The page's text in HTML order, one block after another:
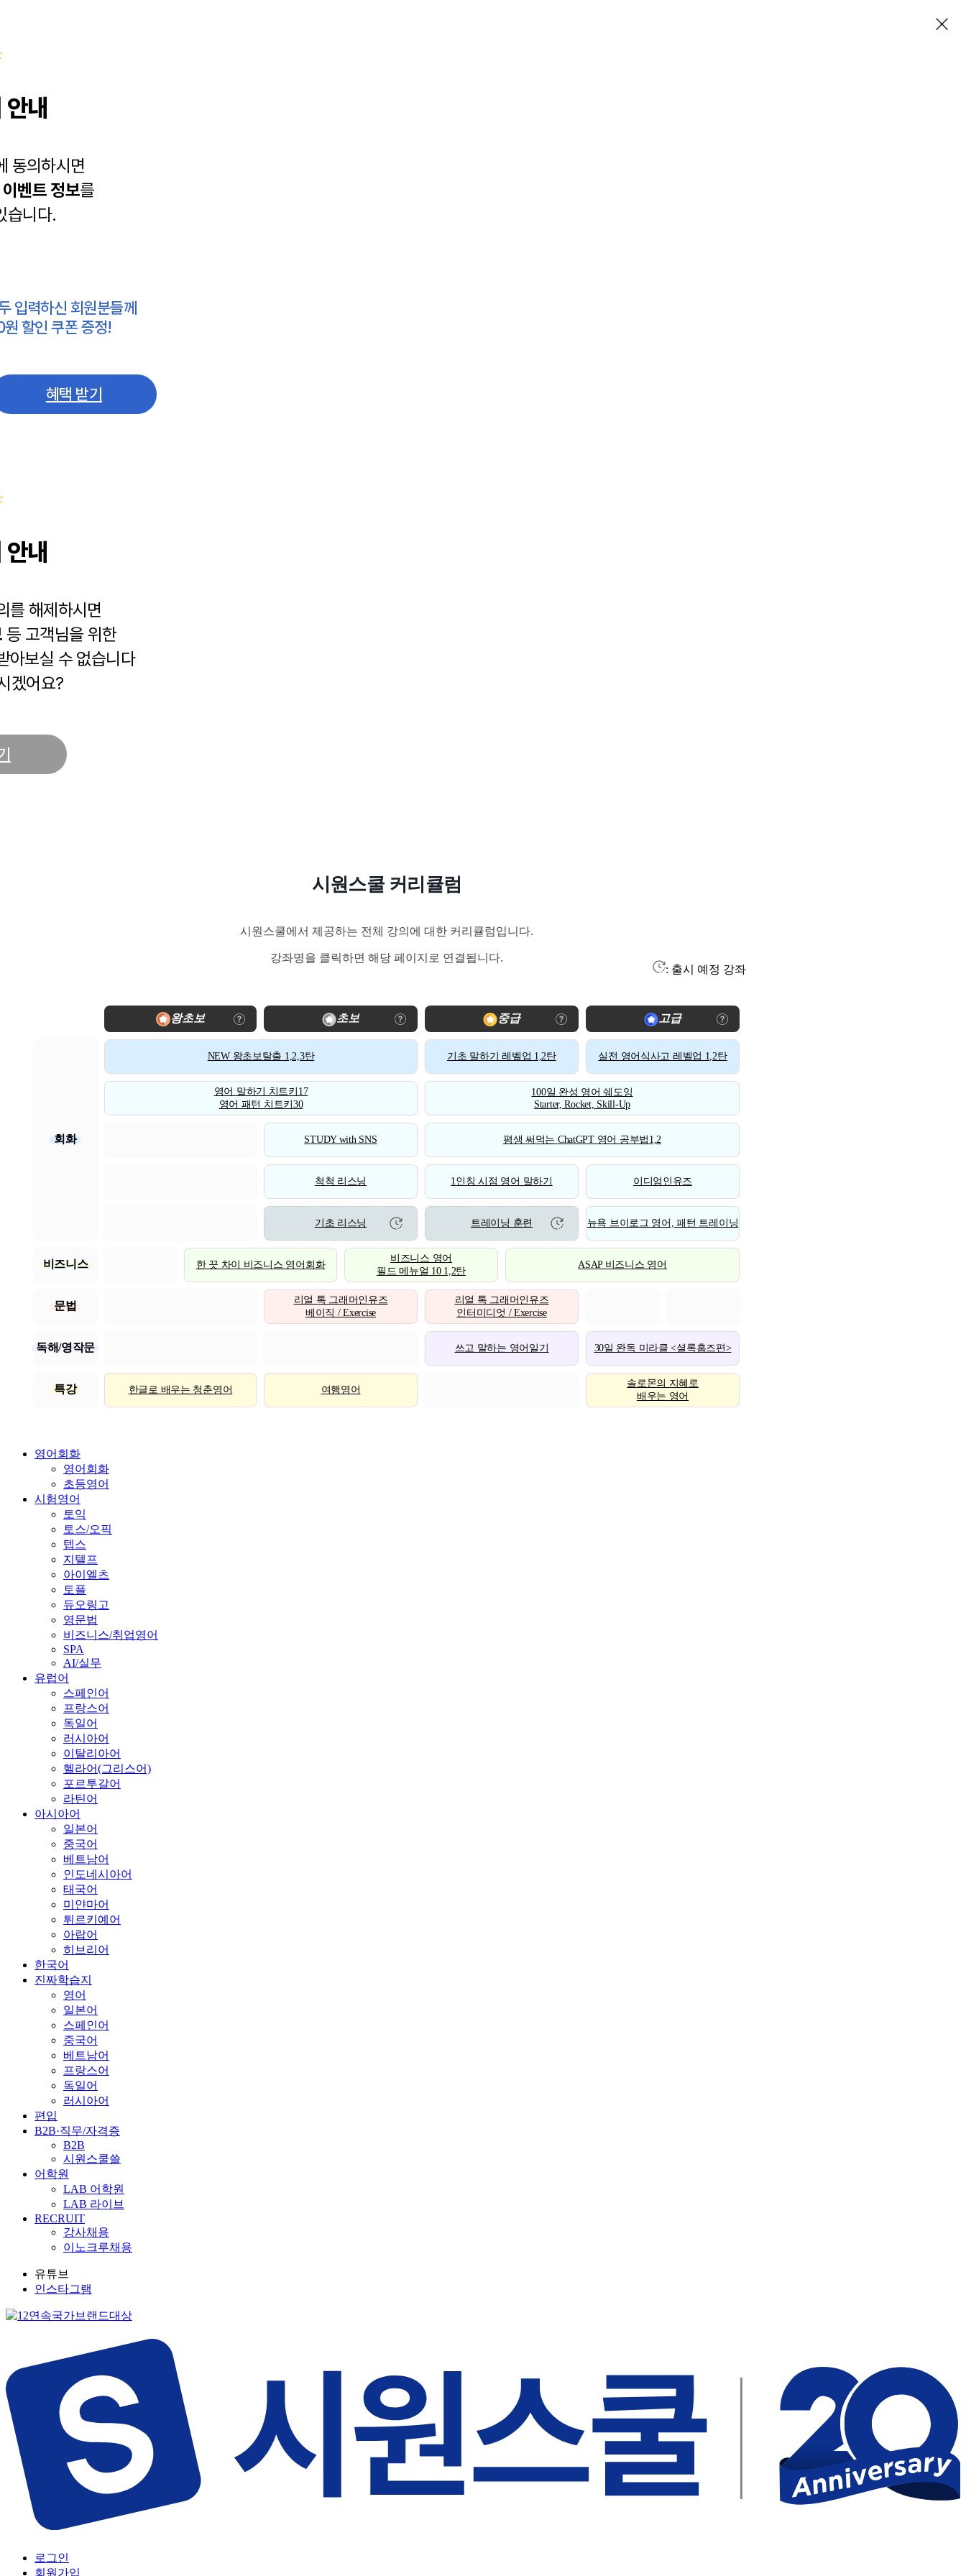
내
동의하시면
이벤트 정보를
습니다.
입력하신 회원분들께
할인 쿠폰 증정!
혜택 받기
내
를 해제하시면
등 고객님을 위한
아보실 수 없습니다
겠어요?
시원스쿨 커리큘럼
시원스쿨에서 제공하는 전체 강의에 대한 커리큘럼입니다.
강좌명을 클릭하면 해당 페이지로 연결됩니다.
: 출시 예정 강좌
왕초보 초보 중급 고급
회화
NEW 왕초보탈출 1,2,3탄 기초 말하기 레벨업 1,2탄 실전 영어식사고 레벨업 1,2탄
영어 말하기 치트키17
영어 패턴 치트키30
100일 완성 영어 쉐도잉
Starter, Rocket, Skill-Up
STUDY with SNS 평생 써먹는 ChatGPT 영어 공부법1,2
척척 리스닝 1인칭 시점 영어 말하기 이디엄인유즈
기초 리스닝 트레이닝 훈련 뉴욕 브이로그 영어, 패턴 트레이닝
비즈니스 한 끗 차이 비즈니스 영어회화
비즈니스 영어
필드 메뉴얼 10 1,2탄
ASAP 비즈니스 영어
문법
리얼 톡 그래머인유즈
베이직 / Exercise
리얼 톡 그래머인유즈
인터미디엇 / Exercise
독해/영작문 쓰고 말하는 영어일기 30일 완독 미라클 <셜록홈즈편>
특강 한글로 배우는 청춘영어 여행영어
솔로몬의 지혜로
배우는 영어
영어회화
영어회화
초등영어
시험영어
토익
토스/오픽
텝스
지텔프
아이엘츠
토플
듀오링고
영문법
비즈니스/취업영어
SPA
AI/실무
유럽어
스페인어
프랑스어
독일어
러시아어
이탈리아어
헬라어(그리스어)
포르투갈어
라틴어
아시아어
일본어
중국어
베트남어
인도네시아어
태국어
미얀마어
튀르키예어
아랍어
히브리어
한국어
진짜학습지
영어
일본어
스페인어
중국어
베트남어
프랑스어
독일어
러시아어
편입
B2B·직무/자격증
B2B
시원스쿨쓸
어학원
LAB 어학원
LAB 라이브
RECRUIT
강사채용
이노크루채용
유튜브
인스타그램
로그인
회원가입